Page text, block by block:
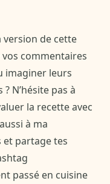
version de cette
commentaires
imaginer leurs
N’hésite pas à
la recette avec
à ma
et partage tes
passé en cuisine